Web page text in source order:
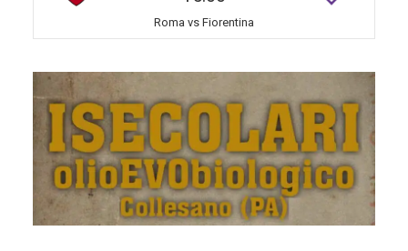
Roma vs Fiorentina